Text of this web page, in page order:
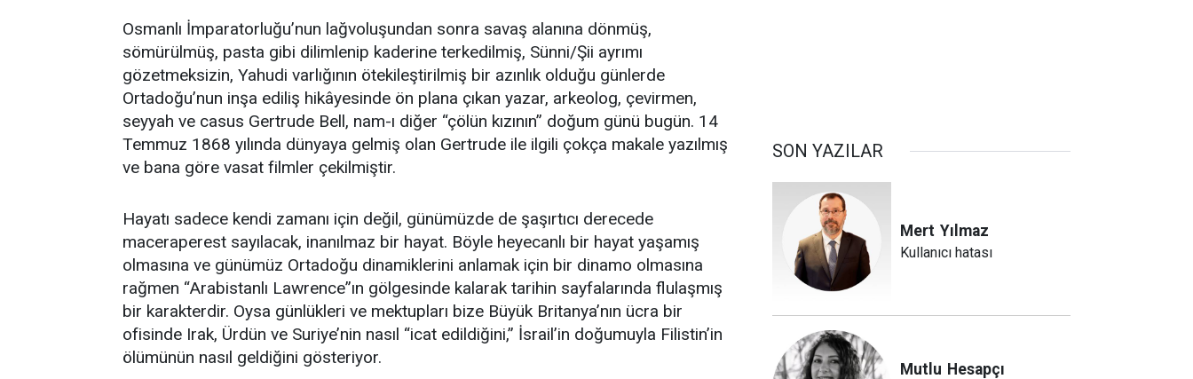
Osmanlı İmparatorluğu’nun lağvoluşundan sonra savaş alanına dönmüş,
sömürülmüş, pasta gibi dilimlenip kaderine terkedilmiş, Sünni/Şii ayrımı
gözetmeksizin, Yahudi varlığının ötekileştirilmiş bir azınlık olduğu günlerde
Ortadoğu’nun inşa ediliş hikâyesinde ön plana çıkan yazar, arkeolog, çevirmen,
seyyah ve casus Gertrude Bell, nam-ı diğer “çölün kızının” doğum günü bugün. 14
Temmuz 1868 yılında dünyaya gelmiş olan Gertrude ile ilgili çokça makale yazılmış
ve bana göre vasat filmler çekilmiştir.
Hayatı sadece kendi zamanı için değil, günümüzde de şaşırtıcı derecede
maceraperest sayılacak, inanılmaz bir hayat. Böyle heyecanlı bir hayat yaşamış
olmasına ve günümüz Ortadoğu dinamiklerini anlamak için bir dinamo olmasına
rağmen “Arabistanlı Lawrence”ın gölgesinde kalarak tarihin sayfalarında flulaşmış
bir karakterdir. Oysa günlükleri ve mektupları bize Büyük Britanya’nın ücra bir
ofisinde Irak, Ürdün ve Suriye’nin nasıl “icat edildiğini,” İsrail’in doğumuyla Filistin’in
ölümünün nasıl geldiğini gösteriyor.
SON YAZILAR
Mert Yılmaz
Kullanıcı hatası
Mutlu Hesapçı